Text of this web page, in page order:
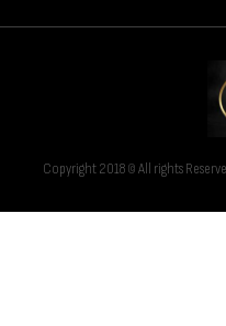
Copyright 2018 © All rights